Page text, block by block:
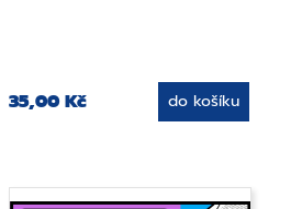
35,00 Kč do košíku